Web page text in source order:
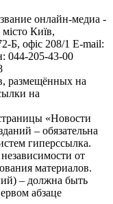
онлайн-медиа -
Київ,
офіс 208/1 E-mail:
044-205-43-00
размещённых на
на
«Новости
– обязательна
гиперссылка.
от
материалов.
– должна быть
абзаце